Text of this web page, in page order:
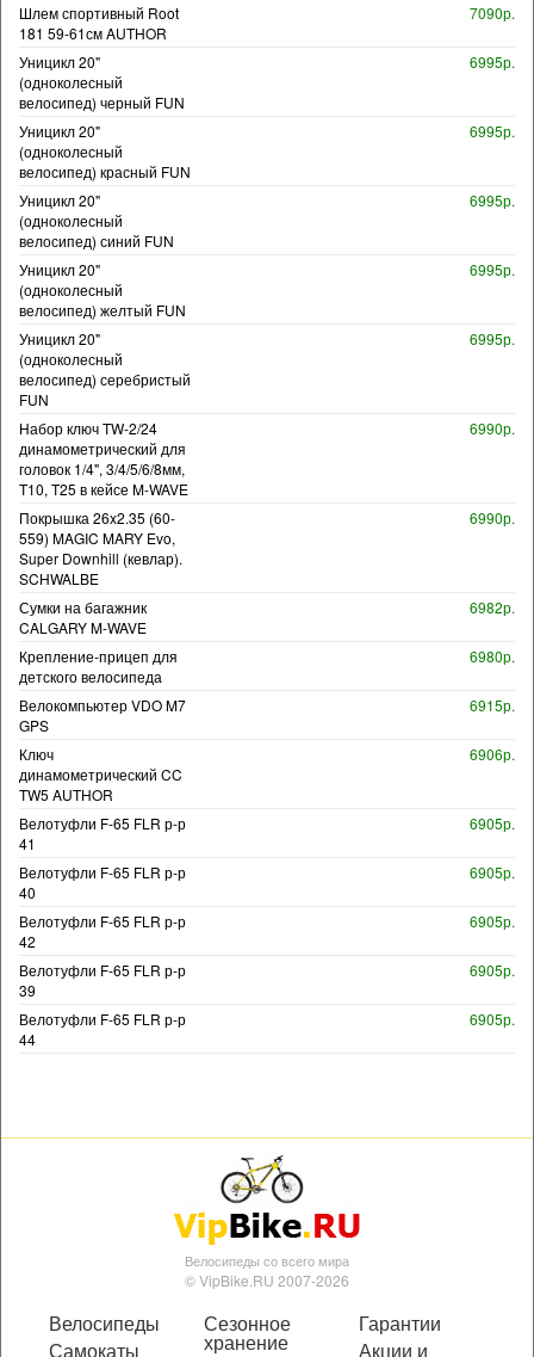
Шлем спортивный Root
181 59-61см AUTHOR
7090р.
Уницикл 20"
(одноколесный
велосипед) черный FUN
6995р.
Уницикл 20"
(одноколесный
велосипед) красный FUN
6995р.
Уницикл 20"
(одноколесный
велосипед) синий FUN
6995р.
Уницикл 20"
(одноколесный
велосипед) желтый FUN
6995р.
Уницикл 20"
(одноколесный
велосипед) серебристый
FUN
6995р.
Набор ключ TW-2/24
динамометрический для
головок 1/4", 3/4/5/6/8мм,
T10, T25 в кейсе M-WAVE
6990р.
Покрышка 26x2.35 (60-
559) MAGIC MARY Evo,
Super Downhill (кевлар).
SCHWALBE
6990р.
Сумки на багажник
CALGARY M-WAVE
6982р.
Крепление-прицеп для
детского велосипеда
6980р.
Велокомпьютер VDO M7
GPS
6915р.
Ключ
динамометрический CC
TW5 AUTHOR
6906р.
Велотуфли F-65 FLR р-р
41
6905р.
Велотуфли F-65 FLR р-р
40
6905р.
Велотуфли F-65 FLR р-р
42
6905р.
Велотуфли F-65 FLR р-р
39
6905р.
Велотуфли F-65 FLR р-р
44
6905р.
Велосипеды со всего мира
© VipBike.RU 2007-2026
Велосипеды
Самокаты
Сезонное
хранение
Гарантии
Акции и